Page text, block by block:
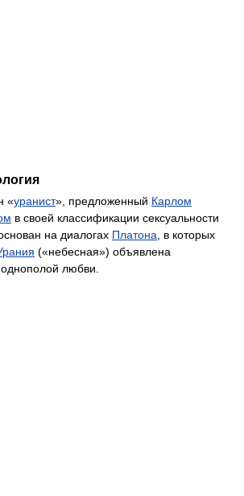
«уранист», предложенный Карлом
в своей классификации сексуальности
на диалогах Платона , в которых
(«небесная») объявлена
любви.